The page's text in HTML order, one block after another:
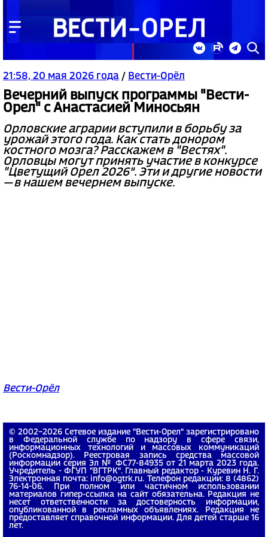
21:58, 20 мая 2026 года / Вести-Орёл
Вечерний выпуск программы "Вести-
Орел" с Анастасией Миносьян
Орловские аграрии вступили в борьбу за
урожай этого года. Как стать донором
костного мозга? Расскажем в "Вестях".
Орловцы могут принять участие в конкурсе
"Цветущий Орел 2026". Эти и другие новости
— в нашем вечернем выпуске.
Вести-Орёл
© 2002−2026 Сетевое издание "Вести-Орел" зарегистрировано
в Федеральной службе по надзору в сфере связи,
информационных технологий и массовых коммуникаций
(Роскомнадзор). Реестровая запись средства массовой
информации серия Эл № ФС77-84935 от 21 марта 2023 года.
Учредитель - ФГУП "ВГТРК". Главный редактор - Куревин Н. Г.
Электронная почта: info@ogtrk.ru. Телефон редакции: 8 (4862)
76-14-06. При полном или частичном использовании
материалов гипер-ссылка на сайт обязательна. Редакция не
несет ответственности за достоверность информации,
опубликованной в рекламных объявлениях. Редакция не
предоставляет справочной информации. Для детей старше 16
лет.